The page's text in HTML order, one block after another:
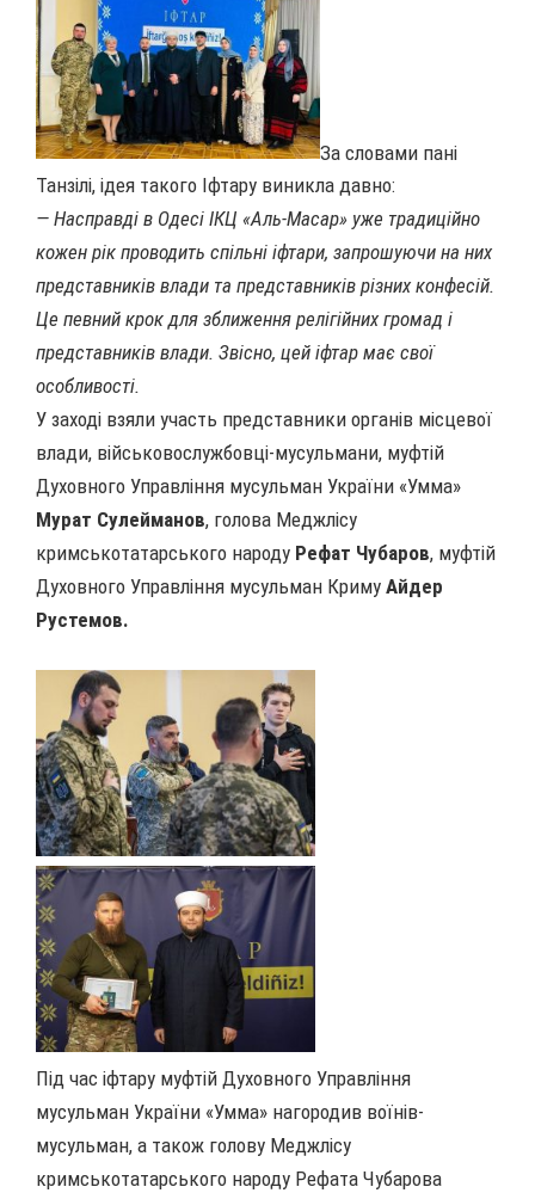
За словами пані
Танзілі, ідея такого Іфтару виникла давно:
— Насправді в Одесі ІКЦ «Аль-Масар» уже традиційно
кожен рік проводить спільні іфтари, запрошуючи на них
представників влади та представників різних конфесій.
Це певний крок для зближення релігійних громад і
представників влади. Звісно, цей іфтар має свої
особливості.
У заході взяли участь представники органів місцевої
влади, військовослужбовці-мусульмани, муфтій
Духовного Управління мусульман України «Умма»
Мурат Сулейманов, голова Меджлісу
кримськотатарського народу Рефат Чубаров, муфтій
Духовного Управління мусульман Криму Айдер
Рустемов.
Під час іфтару муфтій Духовного Управління
мусульман України «Умма» нагородив воїнів-
мусульман, а також голову Меджлісу
кримськотатарського народу Рефата Чубарова